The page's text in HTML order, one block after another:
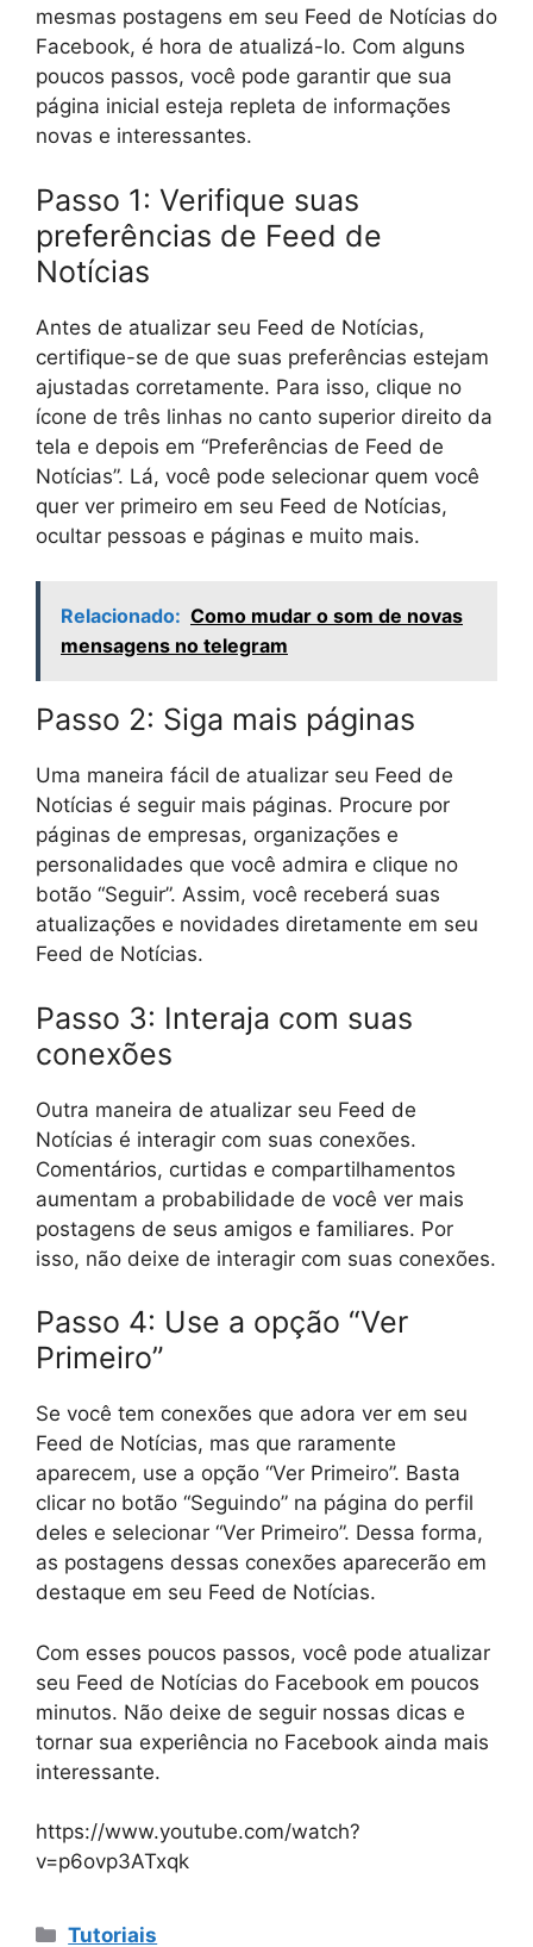
mesmas postagens em seu Feed de Notícias do
Facebook, é hora de atualizá-lo. Com alguns
poucos passos, você pode garantir que sua
página inicial esteja repleta de informações
novas e interessantes.
Passo 1: Verifique suas
preferências de Feed de
Notícias
Antes de atualizar seu Feed de Notícias,
certifique-se de que suas preferências estejam
ajustadas corretamente. Para isso, clique no
ícone de três linhas no canto superior direito da
tela e depois em “Preferências de Feed de
Notícias”. Lá, você pode selecionar quem você
quer ver primeiro em seu Feed de Notícias,
ocultar pessoas e páginas e muito mais.
Relacionado: Como mudar o som de novas
mensagens no telegram
Passo 2: Siga mais páginas
Uma maneira fácil de atualizar seu Feed de
Notícias é seguir mais páginas. Procure por
páginas de empresas, organizações e
personalidades que você admira e clique no
botão “Seguir”. Assim, você receberá suas
atualizações e novidades diretamente em seu
Feed de Notícias.
Passo 3: Interaja com suas
conexões
Outra maneira de atualizar seu Feed de
Notícias é interagir com suas conexões.
Comentários, curtidas e compartilhamentos
aumentam a probabilidade de você ver mais
postagens de seus amigos e familiares. Por
isso, não deixe de interagir com suas conexões.
Passo 4: Use a opção “Ver
Primeiro”
Se você tem conexões que adora ver em seu
Feed de Notícias, mas que raramente
aparecem, use a opção “Ver Primeiro”. Basta
clicar no botão “Seguindo” na página do perfil
deles e selecionar “Ver Primeiro”. Dessa forma,
as postagens dessas conexões aparecerão em
destaque em seu Feed de Notícias.
Com esses poucos passos, você pode atualizar
seu Feed de Notícias do Facebook em poucos
minutos. Não deixe de seguir nossas dicas e
tornar sua experiência no Facebook ainda mais
interessante.
https://www.youtube.com/watch?
v=p6ovp3ATxqk
Categorias
Tutoriais